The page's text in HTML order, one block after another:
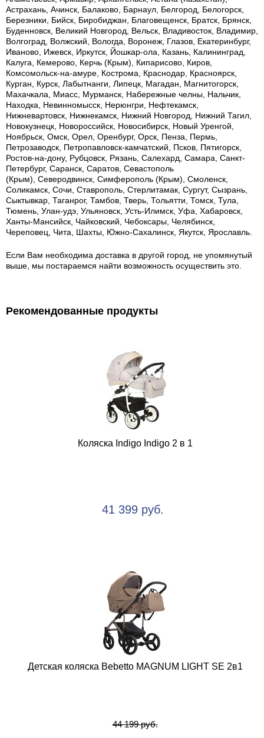
Астрахань, Ачинск, Балаково, Барнаул, Белгород, Белогорск,
Березники, Бийск, Биробиджан, Благовещенск, Братск, Брянск,
Буденновск, Великий Новгород, Вельск, Владивосток, Владимир,
Волгоград, Волжский, Вологда, Воронеж, Глазов, Екатеринбург,
Иваново, Ижевск, Иркутск, Йошкар-ола, Казань, Калининград,
Калуга, Кемерово, Керчь (Крым), Кипарисово, Киров,
Комсомольск-на-амуре, Кострома, Краснодар, Красноярск,
Курган, Курск, Лабытнанги, Липецк, Магадан, Магнитогорск,
Махачкала, Миасс, Мурманск, Набережные челны, Нальчик,
Находка, Невинномысск, Нерюнгри, Нефтекамск,
Нижневартовск, Нижнекамск, Нижний Новгород, Нижний Тагил,
Новокузнецк, Новороссийск, Новосибирск, Новый Уренгой,
Ноябрьск, Омск, Орел, Оренбург, Орск, Пенза, Пермь,
Петрозаводск, Петропавловск-камчатский, Псков, Пятигорск,
Ростов-на-дону, Рубцовск, Рязань, Салехард, Самара, Санкт-
Петербург, Саранск, Саратов, Севастополь
(Крым), Северодвинск, Симферополь (Крым), Смоленск,
Соликамск, Сочи, Ставрополь, Стерлитамак, Сургут, Сызрань,
Сыктывкар, Таганрог, Тамбов, Тверь, Тольятти, Томск, Тула,
Тюмень, Улан-удэ, Ульяновск, Усть-Илимск, Уфа, Хабаровск,
Ханты-Мансийск, Чайковский, Чебоксары, Челябинск,
Череповец, Чита, Шахты, Южно-Сахалинск, Якутск, Ярославль.
Если Вам необходима доставка в другой город, не упомянутый
выше, мы постараемся найти возможность осуществить это.
Рекомендованные продукты
Коляска Indigo Indigo 2 в 1
41 399 руб.
Детская коляска Bebetto MAGNUM LIGHT SE 2в1
44 199 руб.